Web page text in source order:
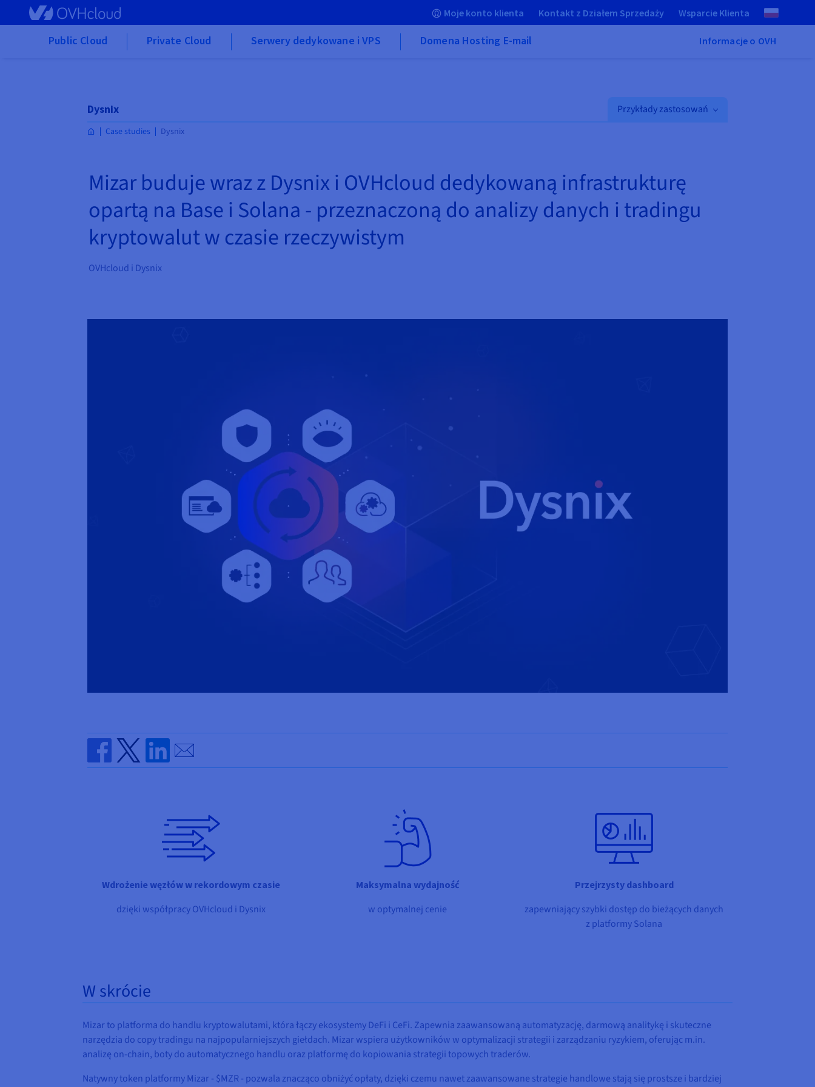
Skip to main content Moje konto klienta Kontakt z Działem Sprzedaży Wsparcie Klienta
Public Cloud Private Cloud Serwery dedykowane i VPS Domena Hosting E-mail Informacje o OVH
Dysnix Przykłady zastosowań
Case studies Dysnix
Mizar buduje wraz z Dysnix i OVHcloud dedykowaną infrastrukturę
opartą na Base i Solana - przeznaczoną do analizy danych i tradingu
kryptowalut w czasie rzeczywistym
OVHcloud i Dysnix
Share on Facebook
Share on Twitter
Share on Linkedin
Send by email
Wdrożenie węzłów w rekordowym czasie
dzięki współpracy OVHcloud i Dysnix
Maksymalna wydajność
w optymalnej cenie
Przejrzysty dashboard
zapewniający szybki dostęp do bieżących danych
z platformy Solana
W skrócie
Mizar to platforma do handlu kryptowalutami, która łączy ekosystemy DeFi i CeFi. Zapewnia zaawansowaną automatyzację, darmową analitykę i skuteczne
narzędzia do copy tradingu na najpopularniejszych giełdach. Mizar wspiera użytkowników w optymalizacji strategii i zarządzaniu ryzykiem, oferując m.in.
analizę on-chain, boty do automatycznego handlu oraz platformę do kopiowania strategii topowych traderów.
Natywny token platformy Mizar - $MZR - pozwala znacząco obniżyć opłaty, dzięki czemu nawet zaawansowane strategie handlowe stają się prostsze i bardziej